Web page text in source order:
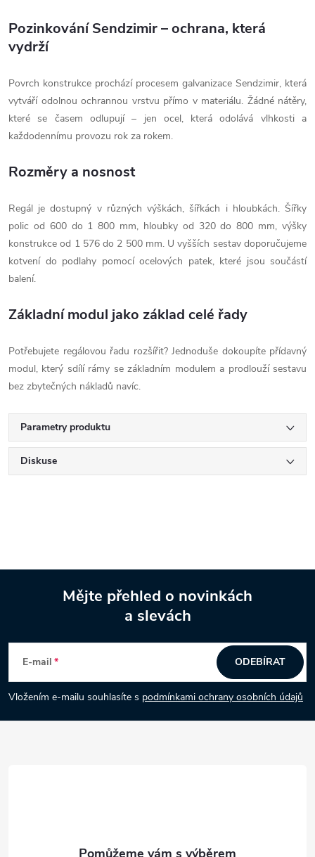
Pozinkování Sendzimir – ochrana, která
vydrží
Povrch konstrukce prochází procesem galvanizace Sendzimir, která
vytváří odolnou ochrannou vrstvu přímo v materiálu. Žádné nátěry,
které se časem odlupují – jen ocel, která odolává vlhkosti a
každodennímu provozu rok za rokem.
Rozměry a nosnost
Regál je dostupný v různých výškách, šířkách i hloubkách. Šířky
polic od 600 do 1 800 mm, hloubky od 320 do 800 mm, výšky
konstrukce od 1 576 do 2 500 mm. U vyšších sestav doporučujeme
kotvení do podlahy pomocí ocelových patek, které jsou součástí
balení.
Základní modul jako základ celé řady
Potřebujete regálovou řadu rozšířit? Jednoduše dokoupíte přídavný
modul, který sdílí rámy se základním modulem a prodlouží sestavu
bez zbytečných nákladů navíc.
Parametry produktu
Diskuse
p
a
Mějte přehled o novinkách
a slevách
E-mail
Vložením e-mailu souhlasíte s podmínkami ochrany osobních údajů
ODEBÍRAT